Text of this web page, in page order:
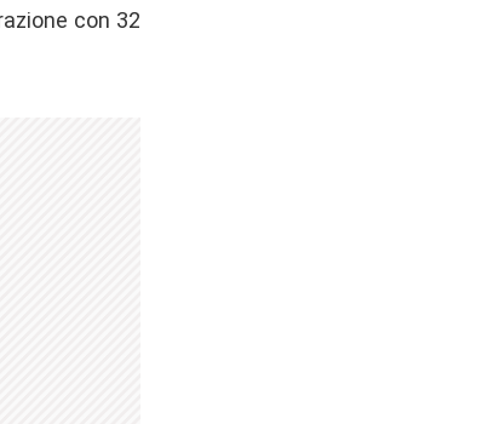
con 32